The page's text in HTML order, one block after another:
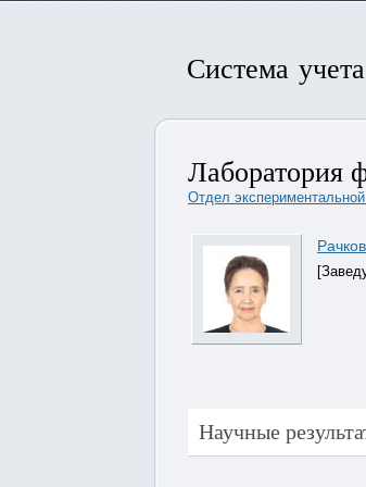
Система
Лаборатория
Отдел
Научные